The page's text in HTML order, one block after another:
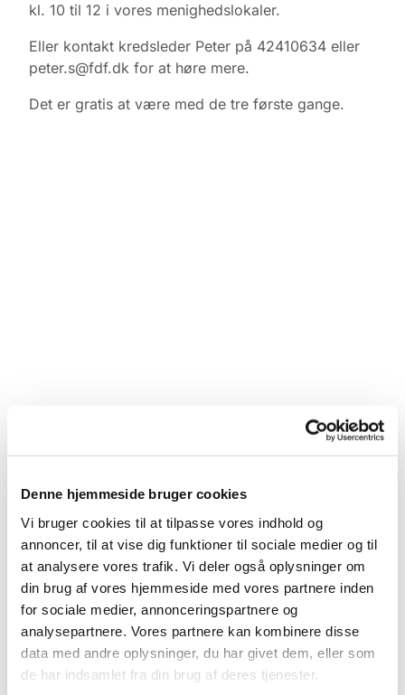
Denne hjemmeside bruger cookies
Vi bruger cookies til at tilpasse vores indhold og
annoncer, til at vise dig funktioner til sociale medier og til
at analysere vores trafik. Vi deler også oplysninger om
din brug af vores hjemmeside med vores partnere inden
for sociale medier, annonceringspartnere og
analysepartnere. Vores partnere kan kombinere disse
data med andre oplysninger, du har givet dem, eller som
de har indsamlet fra din brug af deres tjenester.
kl. 10 til 12 i vores menighedslokaler.
Eller kontakt kredsleder Peter på 42410634 eller
peter.s@fdf.dk for at høre mere.
Det er gratis at være med de tre første gange.
Du vil måske også kunne
lide...